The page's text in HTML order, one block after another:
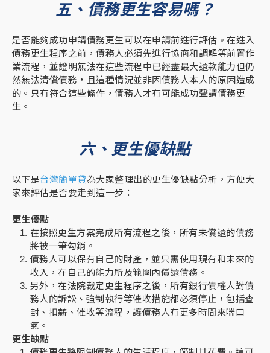
五、債務更生容易嗎？
是否能夠成功申請債務更生可以在申請前進行評估。在進入
債務更生程序之前，債務人必須先進行協商和調解等前置作
業流程，並證明無法在這些流程中已經盡最大還款能力但仍
然無法清償債務，且這種情況並非因債務人本人的原因造成
的。只有符合這些條件，債務人才有可能成功聲請債務更
生。
六、更生優缺點
以下是台灣簡單貸為大家整理出的更生優缺點分析，方便大
家來評估是否要走到這一步：
更生優點
在按照更生方案完成所有流程之後，所有未償還的債務
將被一筆勾銷。
債務人可以保有自己的財產，並只需使用現有和未來的
收入，在自己的能力所及範圍內償還債務。
另外，在法院裁定更生程序之後，所有銀行債權人對債
務人的訴訟、強制執行等催收措施都必須停止，包括查
封、扣薪、催收等流程，讓債務人有更多時間來喘口
氣。
更生缺點